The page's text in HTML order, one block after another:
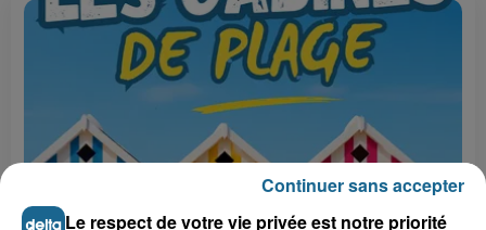
Le respect de votre vie privée est notre priorité
Continuer sans accepter